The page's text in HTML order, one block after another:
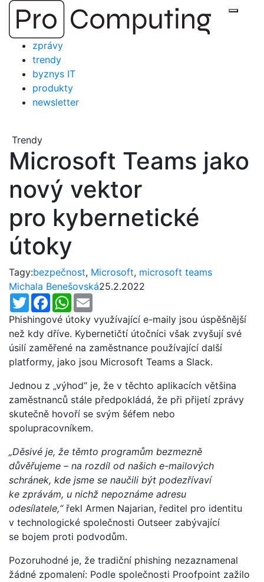
Přejít
obsah
zprávy
trendy
byznys IT
produkty
newsletter
Trendy
Microsoft Teams jako
nový vektor
pro kybernetické
útoky
Tagy:bezpečnost, Microsoft, microsoft teams
Michala Benešovská25.2.2022
TwitterFacebookWhatsApp
Phishingové útoky využívající e-maily jsou úspěšnější
než kdy dříve. Kybernetičtí útočníci však zvyšují své
úsilí zaměřené na zaměstnance používající další
platformy, jako jsou Microsoft Teams a Slack.
Jednou z „výhod“ je, že v těchto aplikacích většina
zaměstnanců stále předpokládá, že při přijetí zprávy
skutečně hovoří se svým šéfem nebo
spolupracovníkem.
„Děsivé je, že těmto programům bezmezně
důvěřujeme – na rozdíl od našich e-mailových
schránek, kde jsme se naučili být podezřívaví
ke zprávám, u nichž nepoznáme adresu
odesílatele,“řekl Armen Najarian, ředitel pro identitu
v technologické společnosti Outseer zabývající
se bojem proti podvodům.
Pozoruhodné je, že tradiční phishing nezaznamenal
žádné zpomalení: Podle společnosti Proofpoint zažilo